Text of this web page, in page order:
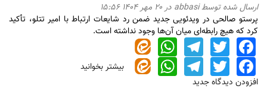
ارسال شده توسطabbasi در ۲۰ مهر ۱۴۰۴ ۱۵:۵۶
پرستو صالحی در ویدئویی جدید ضمن رد شایعات ارتباط با امیر تتلو، تأکید
کرد که هیچ رابطه‌ای میان آن‌ها وجود نداشته است.
Facebook
Twitter
Telegram
WhatsApp
Facebook
Twitter
Telegram
WhatsApp
بیشتر بخوانید
افزودن دیدگاه جدید